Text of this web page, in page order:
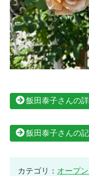
飯田泰子さんの
飯田泰子さんの
カテゴリ： オープ